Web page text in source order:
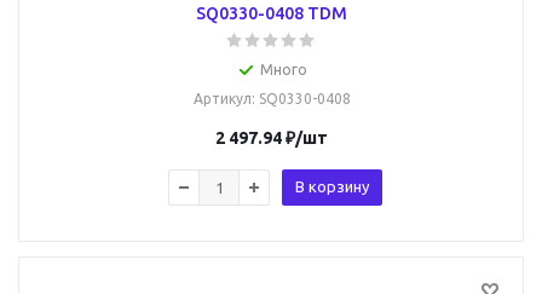
SQ0330-0408 TDM
Много
Артикул: SQ0330-0408
2 497.94₽/шт
В корзину